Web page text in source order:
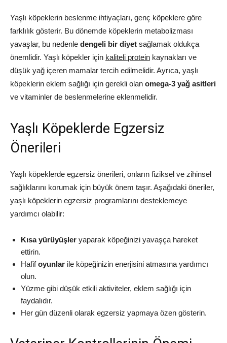
Yaşlı köpeklerin beslenme ihtiyaçları, genç köpeklere göre
farklılık gösterir. Bu dönemde köpeklerin metabolizması
yavaşlar, bu nedenle dengeli bir diyet sağlamak oldukça
önemlidir. Yaşlı köpekler için kaliteli protein kaynakları ve
düşük yağ içeren mamalar tercih edilmelidir. Ayrıca, yaşlı
köpeklerin eklem sağlığı için gerekli olan omega-3 yağ asitleri
ve vitaminler de beslenmelerine eklenmelidir.
Yaşlı Köpeklerde Egzersiz
Önerileri
Yaşlı köpeklerde egzersiz önerileri, onların fiziksel ve zihinsel
sağlıklarını korumak için büyük önem taşır. Aşağıdaki öneriler,
yaşlı köpeklerin egzersiz programlarını desteklemeye
yardımcı olabilir:
Kısa yürüyüşler yaparak köpeğinizi yavaşça hareket
ettirin.
Hafifoyunlar ile köpeğinizin enerjisini atmasına yardımcı
olun.
Yüzme gibi düşük etkili aktiviteler, eklem sağlığı için
faydalıdır.
Her gün düzenli olarak egzersiz yapmaya özen gösterin.